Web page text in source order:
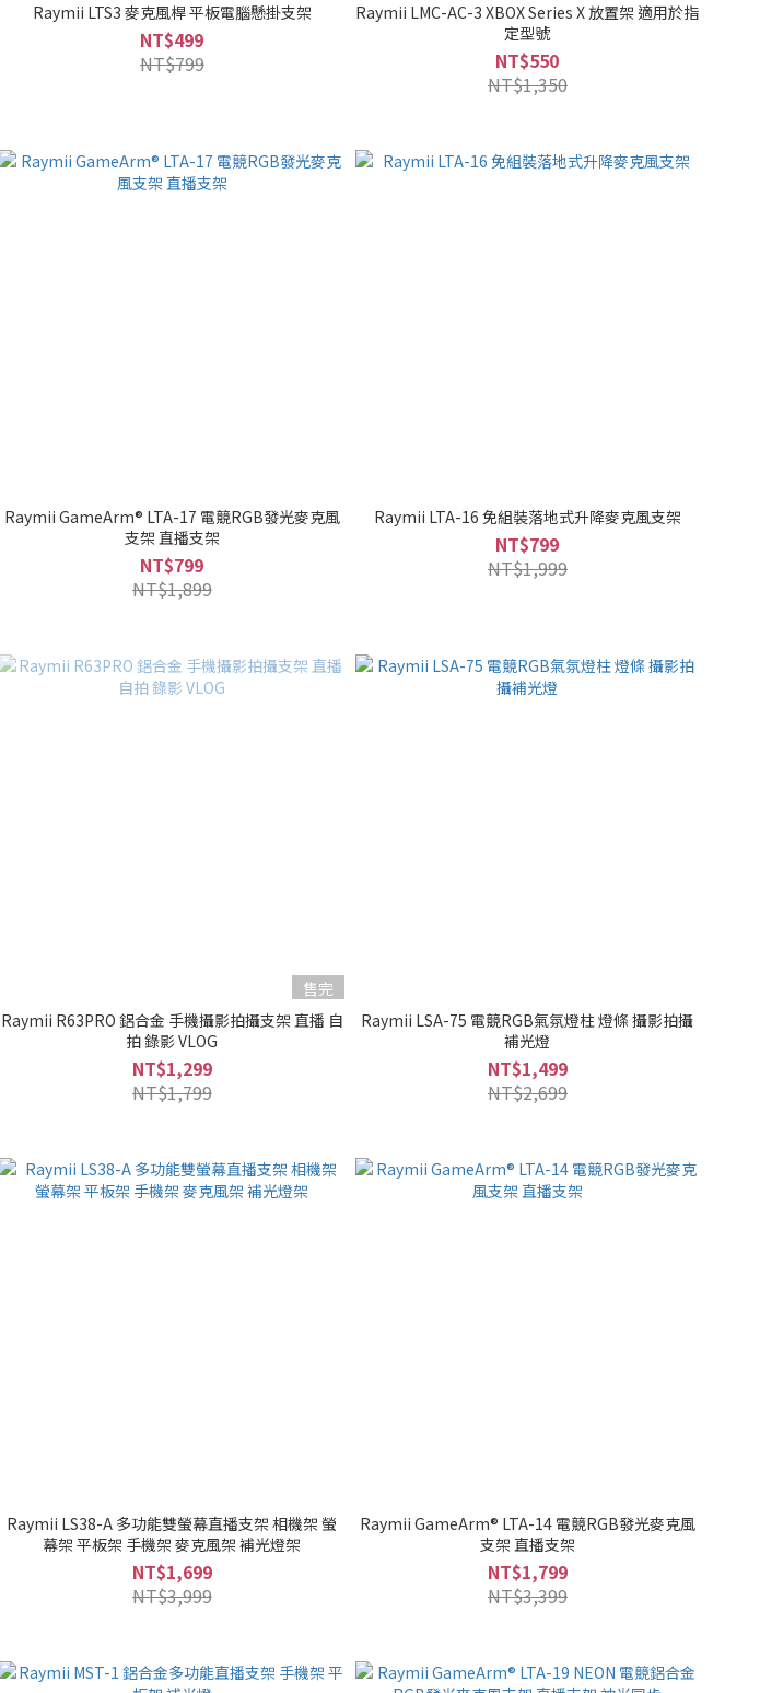
Raymii LTS3 麥克風桿 平板電腦懸掛支架
NT$499
NT$799
Raymii LMC-AC-3 XBOX Series X 放置架 適用於指
定型號
NT$550
NT$1,350
Raymii GameArm® LTA-17 電競RGB發光麥克風
支架 直播支架
NT$799
NT$1,899
Raymii LTA-16 免組裝落地式升降麥克風支架
NT$799
NT$1,999
售完
Raymii R63PRO 鋁合金 手機攝影拍攝支架 直播 自
拍 錄影 VLOG
NT$1,299
NT$1,799
Raymii LSA-75 電競RGB氣氛燈柱 燈條 攝影拍攝
補光燈
NT$1,499
NT$2,699
Raymii LS38-A 多功能雙螢幕直播支架 相機架 螢
幕架 平板架 手機架 麥克風架 補光燈架
NT$1,699
NT$3,999
Raymii GameArm® LTA-14 電競RGB發光麥克風
支架 直播支架
NT$1,799
NT$3,399